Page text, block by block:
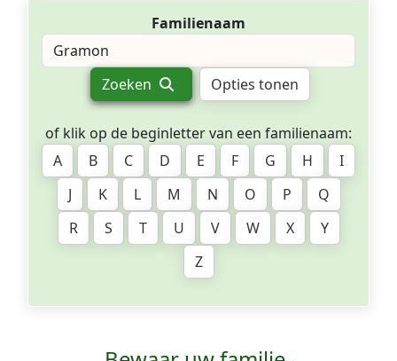
Familienaam
Zoeken Opties tonen
of klik op de beginletter van een familienaam:
A
B C D E F G H
I
J
K L M N O P
Q
R
S T U V W X
Y
Z